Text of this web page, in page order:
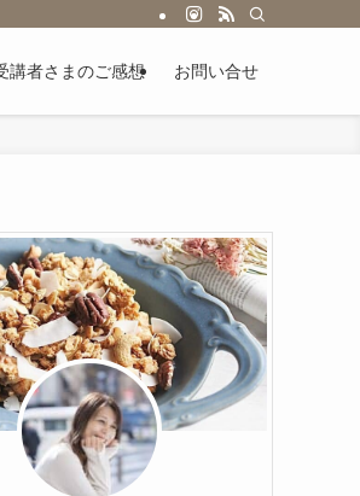
講者さまのご感想 お問い合せ